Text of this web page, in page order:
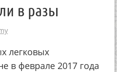
в разы
легковых
в феврале 2017 года